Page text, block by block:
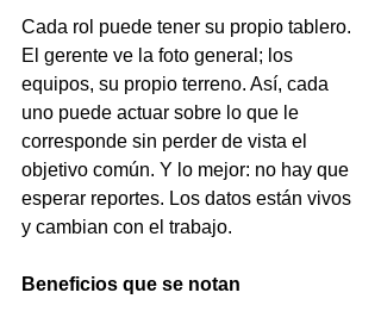
Cada rol puede tener su propio tablero.
El gerente ve la foto general; los
equipos, su propio terreno. Así, cada
uno puede actuar sobre lo que le
corresponde sin perder de vista el
objetivo común. Y lo mejor: no hay que
esperar reportes. Los datos están vivos
y cambian con el trabajo.
Beneficios que se notan